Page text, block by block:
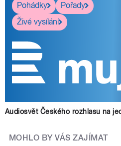
Pohádky
Pořady
Živé vysílání
Audiosvět Českého rozhlasu na
MOHLO BY VÁS ZAJÍMAT